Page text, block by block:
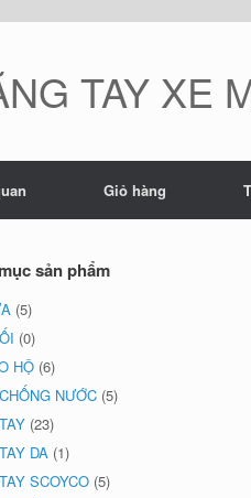
TAY XE
Giỏ hàng
sản phẩm
(5)
(0)
HỘ (6)
NƯỚC (5)
(23)
DA (1)
SCOYCO (5)